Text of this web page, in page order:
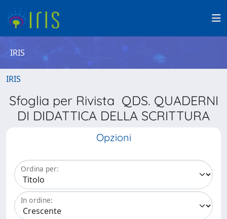
IRIS
IRIS
Sfoglia per Rivista QDS. QUADERNI
DI DIDATTICA DELLA SCRITTURA
Opzioni
Ordina per:
In ordine: